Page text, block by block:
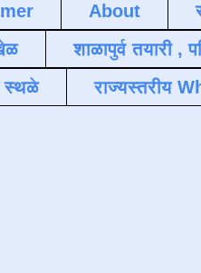
About
शाळापुर्व तयारी ,
स्थळे राज्यस्तरीय